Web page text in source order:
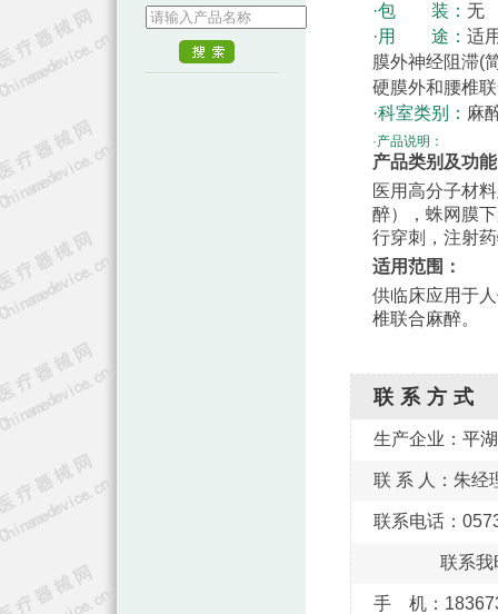
·包 装： 无
·用 途： 适
膜外神经阻滞(
硬膜外和腰椎
·科室类别： 麻
·产品说明：
产品类别及功
医用高分子材
醉），蛛网膜
行穿刺，注射
适用范围：
供临床应用于
椎联合麻醉。
联系方式
生产企业： 平
联 系 人：朱经
联系电话：
联系我
手 机：